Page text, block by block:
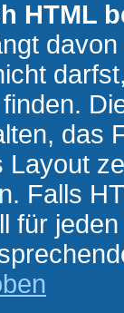
HTML
das
Layout
Falls
für